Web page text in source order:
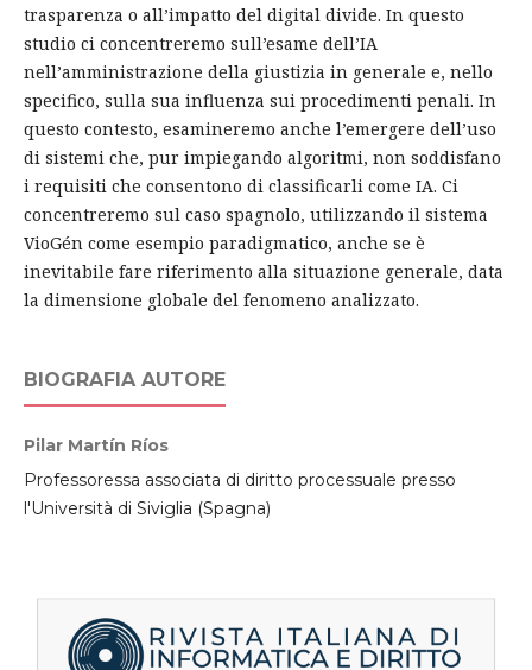
trasparenza o all’impatto del digital divide. In questo
studio ci concentreremo sull’esame dell’IA
nell’amministrazione della giustizia in generale e, nello
specifico, sulla sua influenza sui procedimenti penali. In
questo contesto, esamineremo anche l’emergere dell’uso
di sistemi che, pur impiegando algoritmi, non soddisfano
i requisiti che consentono di classificarli come IA. Ci
concentreremo sul caso spagnolo, utilizzando il sistema
VioGén come esempio paradigmatico, anche se è
inevitabile fare riferimento alla situazione generale, data
la dimensione globale del fenomeno analizzato.
BIOGRAFIA AUTORE
Pilar Martín Ríos
Professoressa associata di diritto processuale presso
l'Università di Siviglia (Spagna)